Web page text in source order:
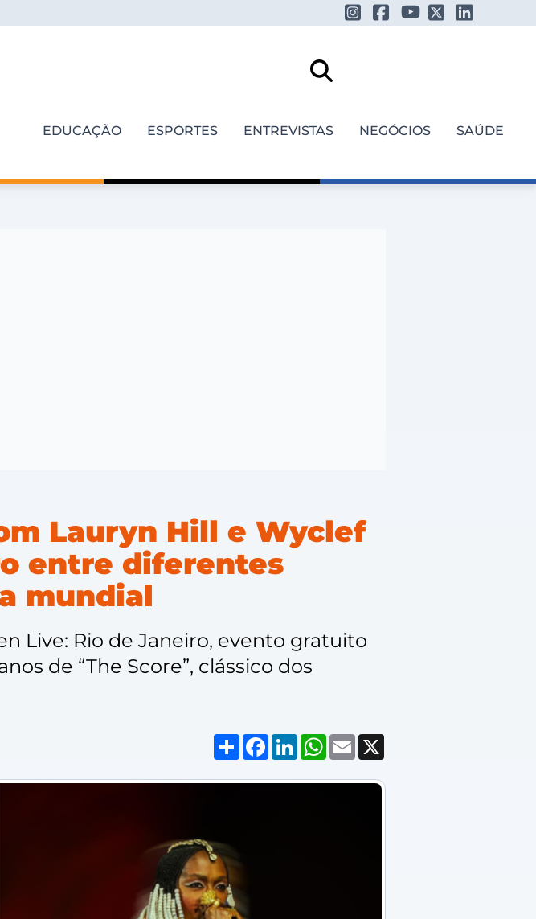
EDUCAÇÃO ESPORTES ENTREVISTAS NEGÓCIOS SAÚDE
Lauryn Hill e Wyclef
entre diferentes
mundial
Live: Rio de Janeiro, evento gratuito
de “The Score”, clássico dos
Compartilhar
Facebook
LinkedInWhatsApp
Email